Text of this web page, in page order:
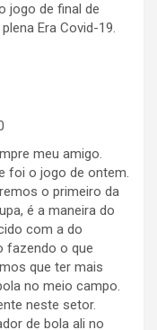
jogo de final de
Era Covid-19.
meu amigo.
foi o jogo de ontem.
o primeiro da
é a maneira do
com a do
fazendo o que
que ter mais
no meio campo.
neste setor.
de bola ali no